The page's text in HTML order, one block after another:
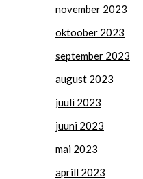
november 2023
oktoober 2023
september 2023
august 2023
juuli 2023
juuni 2023
mai 2023
aprill 2023